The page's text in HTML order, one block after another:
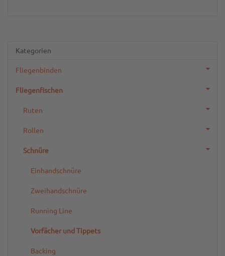
Kategorien
Fliegenbinden
Fliegenfischen
Ruten
Rollen
Schnüre
Einhandschnüre
Zweihandschnüre
Running Line
Vorfächer und Tippets
Backing